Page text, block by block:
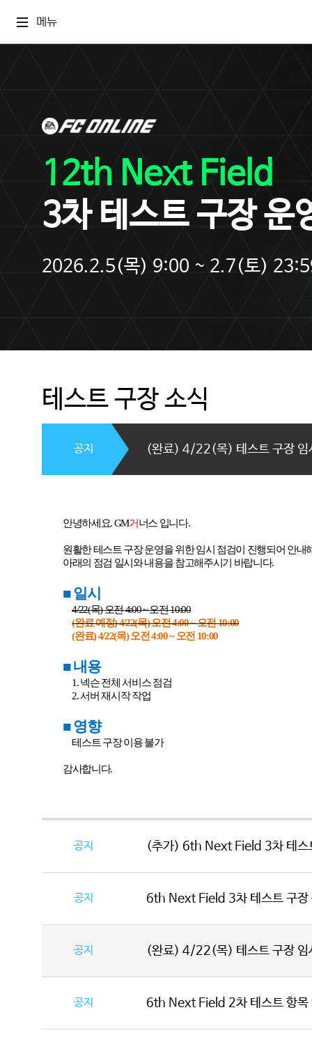
메뉴
12th Next Field
3차 테스트 구장 운
2026.2.5(목) 9:00 ~ 2.7(토)
테스트 구장 소식
(완료) 4/22(목) 테스트 구장 임
공지
안녕하세요. GM거너스 입니다.
원활한 테스트 구장 운영을 위한 임시 점검이 진행되어 안내
아래의 점검 일시와 내용을 참고해주시기 바랍니다.
■일시
4/22(목)오전4:00 ~오전10:00
(완료 예정) 4/22(목)오전4:00 ~오전10:00
(완료) 4/22(목)오전4:00 ~ 오전 10:00
■내용
1.넥슨 전체 서비스 점검
2.서버 재시작 작업
■영향
테스트 구장 이용 불가
감사합니다.
공지 (추가) 6th Next Field 3차 테스
공지 6th Next Field 3차 테스트 구장
공지 (완료) 4/22(목) 테스트 구장 임
공지 6th Next Field 2차 테스트 항목